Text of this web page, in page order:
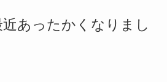
あったかくなりまし